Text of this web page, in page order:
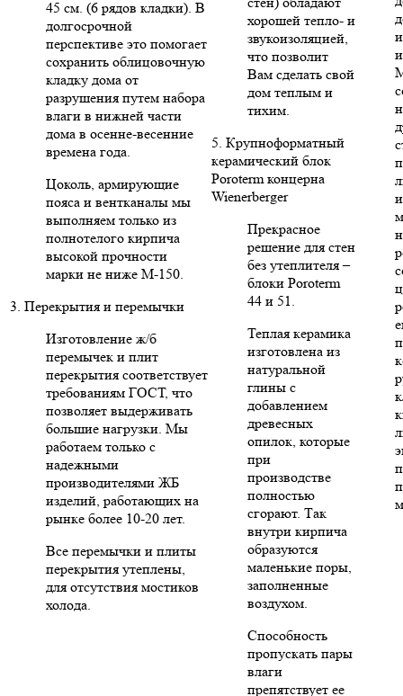
45 см. (6 рядов кладки). В
долгосрочной
перспективе это помогает
сохранить облицовочную
кладку дома от
разрушения путем набора
влаги в нижней части
дома в осенне-весенние
времена года.
Цоколь, армирующие
пояса и вентканалы мы
выполняем только из
полнотелого кирпича
высокой прочности
марки не ниже М-150.
3. Перекрытия и перемычки
Изготовление ж/б
перемычек и плит
перекрытия соответствует
требованиям ГОСТ, что
позволяет выдерживать
большие нагрузки. Мы
работаем только с
надежными
производителями ЖБ
изделий, работающих на
рынке более 10-20 лет.
Все перемычки и плиты
перекрытия утеплены,
для отсутствия мостиков
холода.
хорошей тепло- и
звукоизоляцией,
что позволит
Вам сделать свой
дом теплым и
тихим.
5. Крупноформатный
керамический блок
Poroterm концерна
Wienerberger
Прекрасное
решение для стен
без утеплителя –
блоки Poroterm
44 и 51.
Теплая керамика
изготовлена из
натуральной
глины с
добавлением
древесных
опилок, которые
при
производстве
полностью
сгорают. Так
внутри кирпича
образуются
маленькие поры,
заполненные
воздухом.
Способность
пропускать пары
влаги
препятствует ее